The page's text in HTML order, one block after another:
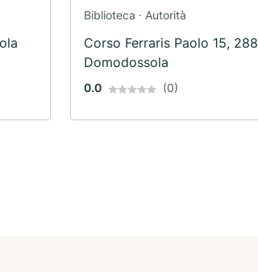
Biblioteca · Autorità
Corso Ferraris Paolo 15,
Domodossola
0.0 (0)